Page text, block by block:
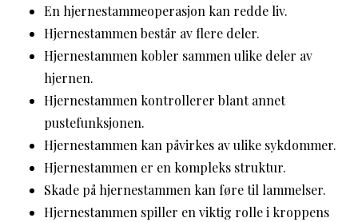
En hjernestammeoperasjon kan redde liv.
Hjernestammen består av flere deler.
Hjernestammen kobler sammen ulike deler av
hjernen.
Hjernestammen kontrollerer blant annet
pustefunksjonen.
Hjernestammen kan påvirkes av ulike sykdommer.
Hjernestammen er en kompleks struktur.
Skade på hjernestammen kan føre til lammelser.
Hjernestammen spiller en viktig rolle i kroppens